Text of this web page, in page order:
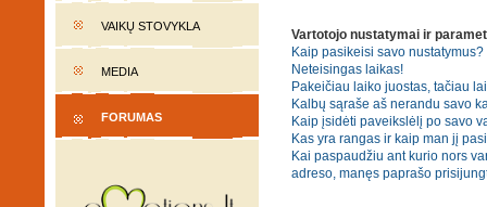
VAIKŲ STOVYKLA
MEDIA
FORUMAS
Vartotojo nustatymai ir
Kaip pasikeisi savo nustatymus?
Neteisingas laikas!
Pakeičiau laiko juostas, tačiau
Kalbų sąraše aš nerandu savo
Kaip įsidėti paveikslėlį po savo
Kas yra rangas ir kaip man jį
Kai paspaudžiu ant kurio nors
adreso, manęs paprašo